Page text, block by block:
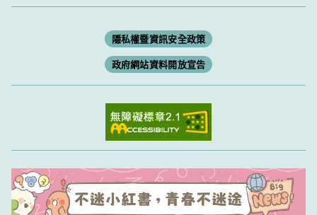
隱私權暨資訊安全政策
政府網站資料開放宣告